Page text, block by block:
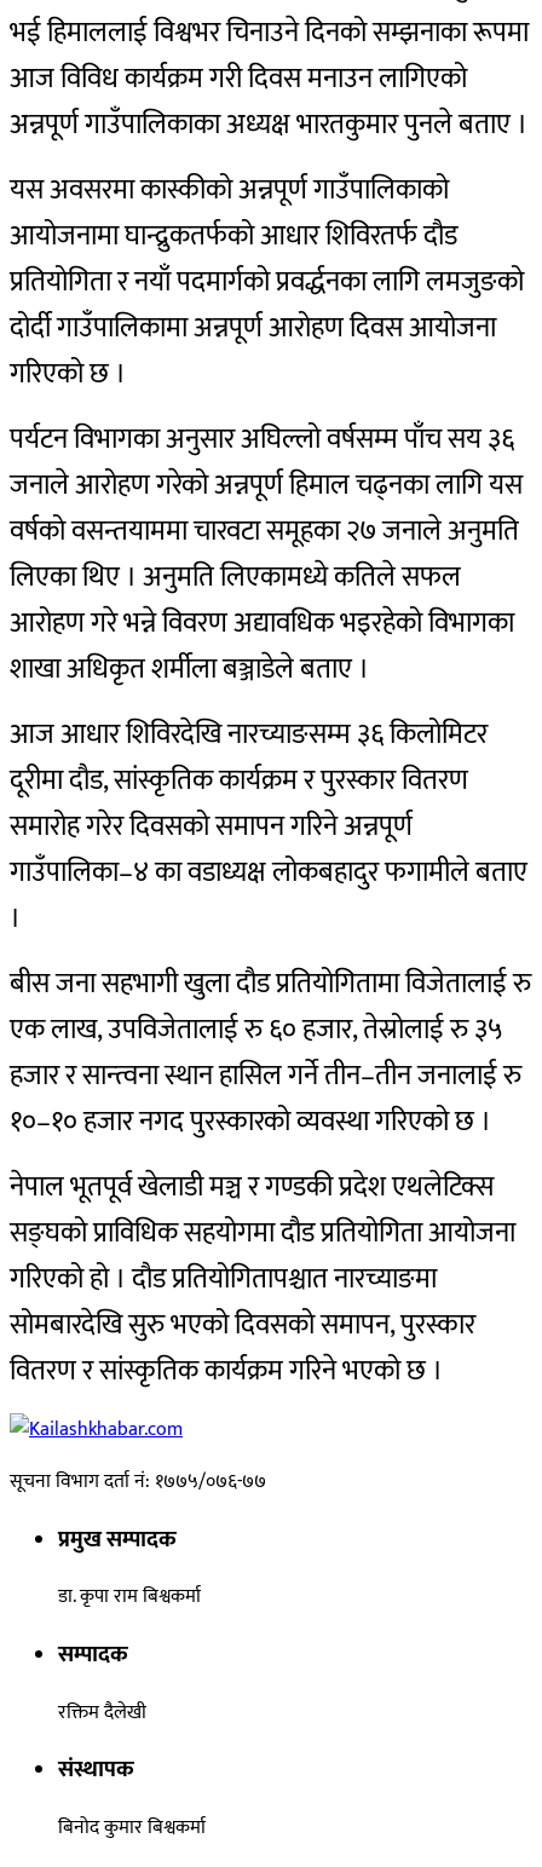
भई हिमाललाई विश्वभर चिनाउने दिनको सम्झनाका रूपमा
आज विविध कार्यक्रम गरी दिवस मनाउन लागिएको
अन्नपूर्ण गाउँपालिकाका अध्यक्ष भारतकुमार पुनले बताए ।
यस अवसरमा कास्कीको अन्नपूर्ण गाउँपालिकाको
आयोजनामा घान्द्रुकतर्फको आधार शिविरतर्फ दौड
प्रतियोगिता र नयाँ पदमार्गको प्रवर्द्धनका लागि लमजुङको
दोर्दी गाउँपालिकामा अन्नपूर्ण आरोहण दिवस आयोजना
गरिएको छ ।
पर्यटन विभागका अनुसार अघिल्लो वर्षसम्म पाँच सय ३६
जनाले आरोहण गरेको अन्नपूर्ण हिमाल चढ्नका लागि यस
वर्षको वसन्तयाममा चारवटा समूहका २७ जनाले अनुमति
लिएका थिए । अनुमति लिएकामध्ये कतिले सफल
आरोहण गरे भन्ने विवरण अद्यावधिक भइरहेको विभागका
शाखा अधिकृत शर्मीला बञ्जाडेले बताए ।
आज आधार शिविरदेखि नारच्याङसम्म ३६ किलोमिटर
दूरीमा दौड, सांस्कृतिक कार्यक्रम र पुरस्कार वितरण
समारोह गरेर दिवसको समापन गरिने अन्नपूर्ण
गाउँपालिका–४ का वडाध्यक्ष लोकबहादुर फगामीले बताए
।
बीस जना सहभागी खुला दौड प्रतियोगितामा विजेतालाई रु
एक लाख, उपविजेतालाई रु ६० हजार, तेस्रोलाई रु ३५
हजार र सान्त्वना स्थान हासिल गर्ने तीन–तीन जनालाई रु
१०–१० हजार नगद पुरस्कारको व्यवस्था गरिएको छ ।
नेपाल भूतपूर्व खेलाडी मञ्च र गण्डकी प्रदेश एथलेटिक्स
सङ्घको प्राविधिक सहयोगमा दौड प्रतियोगिता आयोजना
गरिएको हो । दौड प्रतियोगितापश्चात नारच्याङमा
सोमबारदेखि सुरु भएको दिवसको समापन, पुरस्कार
वितरण र सांस्कृतिक कार्यक्रम गरिने भएको छ ।
सूचना विभाग दर्ता नं: १७७५/०७६-७७
प्रमुख सम्पादक
डा. कृपा राम बिश्वकर्मा
सम्पादक
रक्तिम दैलेखी
संस्थापक
बिनोद कुमार बिश्वकर्मा